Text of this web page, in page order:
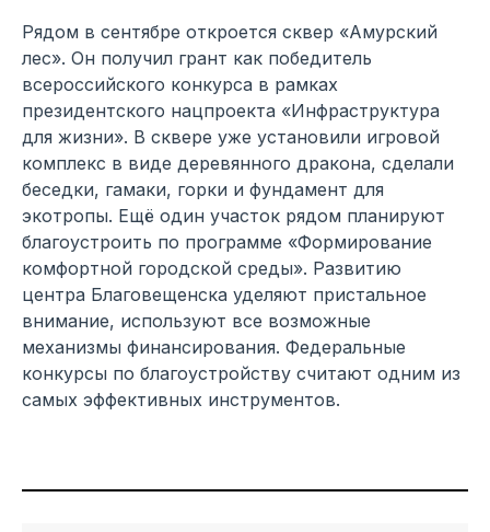
Рядом в сентябре откроется сквер «Амурский
лес». Он получил грант как победитель
всероссийского конкурса в рамках
президентского нацпроекта «Инфраструктура
для жизни». В сквере уже установили игровой
комплекс в виде деревянного дракона, сделали
беседки, гамаки, горки и фундамент для
экотропы. Ещё один участок рядом планируют
благоустроить по программе «Формирование
комфортной городской среды». Развитию
центра Благовещенска уделяют пристальное
внимание, используют все возможные
механизмы финансирования. Федеральные
конкурсы по благоустройству считают одним из
самых эффективных инструментов.